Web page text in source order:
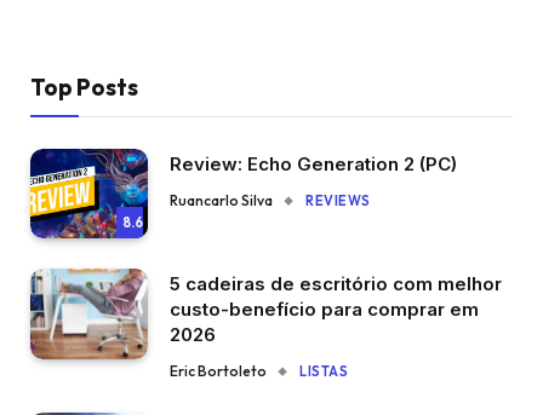
Top Posts
8.6
Review: Echo Generation 2 (PC)
Ruancarlo Silva REVIEWS
5 cadeiras de escritório com melhor
custo-benefício para comprar em
2026
Eric Bortoleto LISTAS